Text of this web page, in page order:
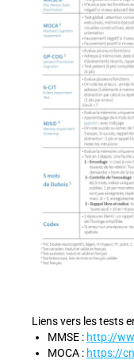
Liens vers les tests
MMSE : http://
MOCA : https://